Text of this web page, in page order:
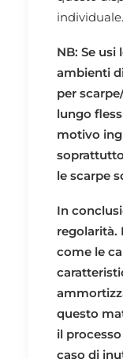
individuale.
NB: Se usi
ambienti
per
lungo
motivo
le scarpe
In
regolarità.
come le
questo
il
caso di